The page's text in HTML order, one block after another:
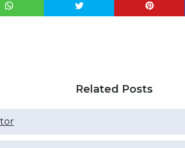
Related Posts